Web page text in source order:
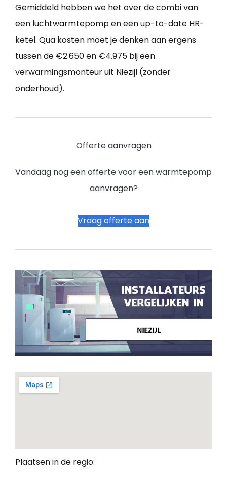
Gemiddeld hebben we het over de combi van
een luchtwarmtepomp en een up-to-date HR-
ketel. Qua kosten moet je denken aan ergens
tussen de €2.650 en €4.975 bij een
verwarmingsmonteur uit Niezijl (zonder
onderhoud).
Offerte aanvragen
Vandaag nog een offerte voor een warmtepomp
aanvragen?
Vraag offerte aan
Plaatsen in de regio: